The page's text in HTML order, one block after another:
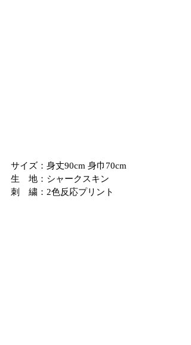
サイズ：身丈90cm 身巾70cm
生　地：シャークスキン
刺　繍：2色反応プリント